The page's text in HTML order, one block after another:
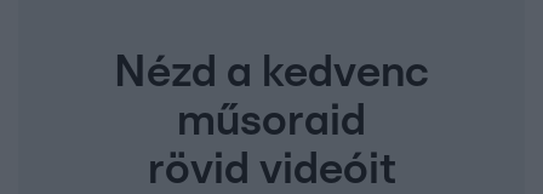
Nézd a kedvenc
műsoraid
rövid videóit